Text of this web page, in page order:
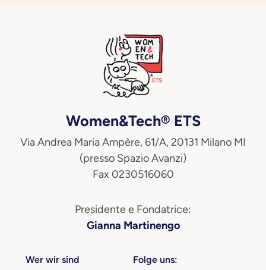
Women&Tech® ETS
Via Andrea Maria Ampère, 61/A, 20131 Milano MI
(presso Spazio Avanzi)
Fax 0230516060
Presidente e Fondatrice:
Gianna Martinengo
Wer wir sind Folge uns: